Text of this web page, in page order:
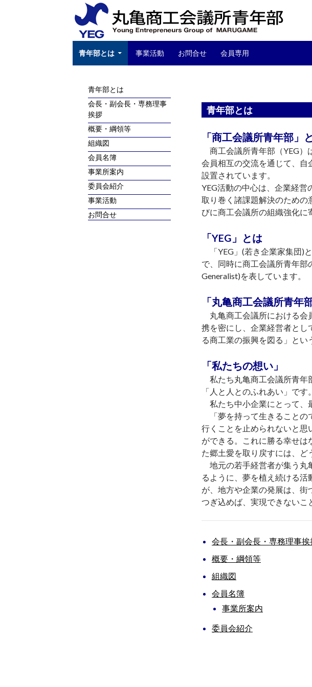
Search
青年部とは
事業活動 お問合せ 会員専用
青年部とは
「商工会議所青年部」
商工会議所青年部（YEG）
会員相互の交流を通じて、自
設置されています。
YEG活動の中心は、企業経
取り巻く諸課題解決のための
びに商工会議所の組織強化に
「YEG」とは
「YEG」(若き企業家集団)
で、同時に商工会議所青年部
Generalist)を表しています。
「丸亀商工会議所青年
丸亀商工会議所における会
携を密にし、企業経営者とし
る商工業の振興を図る」とい
「私たちの想い」
私たち丸亀商工会議所青年
「人と人とのふれあい」です。
私たち中小企業にとって、
「夢を持って生きることの
行くことを止められないと思
ができる。これに勝る幸せ
た郷土愛を取り戻すには、ど
地元の若手経営者が集う丸
るように、夢を植え続ける
が、地方や企業の発展は、街
つぎ込めば、実現できないこ
会長・副会長・専務理事挨
概要・綱領等
組織図
会員名簿
事業所案内
委員会紹介
青年部とは
会長・副会長・専務理事
挨拶
概要・綱領等
組織図
会員名簿
事業所案内
委員会紹介
事業活動
お問合せ